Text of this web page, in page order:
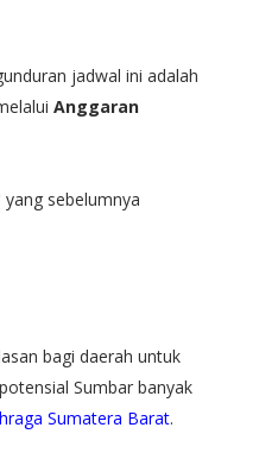
jadwal ini adalah
Anggaran
sebelumnya
bagi daerah untuk
Sumbar banyak
Sumatera Barat.